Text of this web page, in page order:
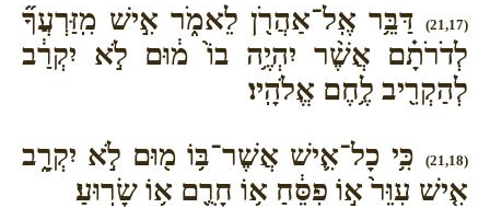
(21,17)
דַּבֵּ֥ר אֶֽל־אַהֲרֹ֖ן לֵאמֹ֑ר אִ֣ישׁ מִֽזַּרְעֲךָ֞
לְדֹרֹתָ֗ם אֲשֶׁ֨ר יִהְיֶ֥ה בוֹ֙ מ֔וּם לֹ֣א יִקְרַ֔ב
לְהַקְרִ֖יב לֶ֥חֶם אֱלֹהָֽיו׃
(21,18)
כִּ֥י כָל־אִ֛ישׁ אֲשֶׁר־בּ֥וֹ מ֖וּם לֹ֣א יִקְרָ֑ב
אִ֤ישׁ עִוֵּר֙ א֣וֹ פִסֵּ֔חַ א֥וֹ חָרֻ֖ם א֥וֹ שָׂרֽוּעַ׃